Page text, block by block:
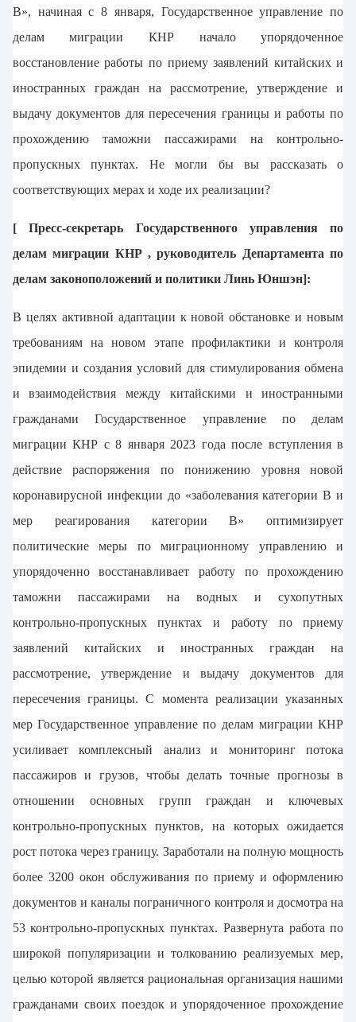
B», начиная с 8 января, Государственное управление по
делам миграции КНР начало упорядоченное
восстановление работы по приему заявлений китайских и
иностранных граждан на рассмотрение, утверждение и
выдачу документов для пересечения границы и работы по
прохождению таможни пассажирами на контрольно-
пропускных пунктах. Не могли бы вы рассказать о
соответствующих мерах и ходе их реализации?
[ Пресс-секретарь Государственного управления по
делам миграции КНР , руководитель Департамента по
делам законоположений и политики Линь Юншэн]:
В целях активной адаптации к новой обстановке и новым
требованиям на новом этапе профилактики и контроля
эпидемии и создания условий для стимулирования обмена
и взаимодействия между китайскими и иностранными
гражданами Государственное управление по делам
миграции КНР с 8 января 2023 года после вступления в
действие распоряжения по понижению уровня новой
коронавирусной инфекции до «заболевания категории В и
мер реагирования категории B» оптимизирует
политические меры по миграционному управлению и
упорядоченно восстанавливает работу по прохождению
таможни пассажирами на водных и сухопутных
контрольно-пропускных пунктах и работу по приему
заявлений китайских и иностранных граждан на
рассмотрение, утверждение и выдачу документов для
пересечения границы. С момента реализации указанных
мер Государственное управление по делам миграции КНР
усиливает комплексный анализ и мониторинг потока
пассажиров и грузов, чтобы делать точные прогнозы в
отношении основных групп граждан и ключевых
контрольно-пропускных пунктов, на которых ожидается
рост потока через границу. Заработали на полную мощность
более 3200 окон обслуживания по приему и оформлению
документов и каналы пограничного контроля и досмотра на
53 контрольно-пропускных пунктах. Развернута работа по
широкой популяризации и толкованию реализуемых мер,
целью которой является рациональная организация нашими
гражданами своих поездок и упорядоченное прохождение